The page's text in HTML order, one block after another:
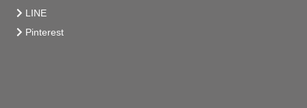
LINE
Pinterest